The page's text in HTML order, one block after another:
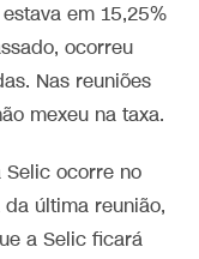
em 15,25%
ocorreu
Nas reuniões
mexeu na taxa.
Selic ocorre no
última reunião,
a Selic ficará